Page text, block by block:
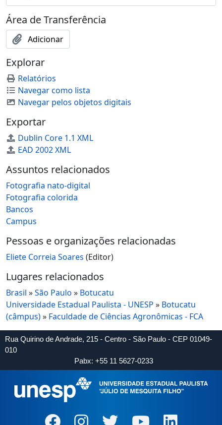
Área de Transferência
Adicionar
Explorar
Relatórios
Navegar como lista
Navegar pelos objetos digitais
Exportar
Dublin Core 1.1 XML
EAD 2002 XML
Assuntos relacionados
Fotografia nato-digital
Fotografia colorida
Bancos
Campus
Pessoas e organizações relacionadas
Eliete Correia Soares (Editor)
Lugares relacionados
Brasil »São Paulo » Botucatu
Universidade Estadual Paulista - UNESP » Botucatu
(câmpus)» Faculdade de Ciências Agronômicas - FCA
Rua Quirino de Andrade, 215 - Centro - São Paulo - CEP 01049-
010
Pabx: +55 11 5627-0233